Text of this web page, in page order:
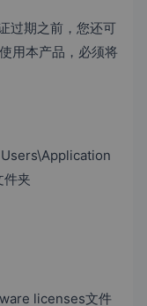
过期之前，您还可
用本产品，必须将
夹
licenses文件